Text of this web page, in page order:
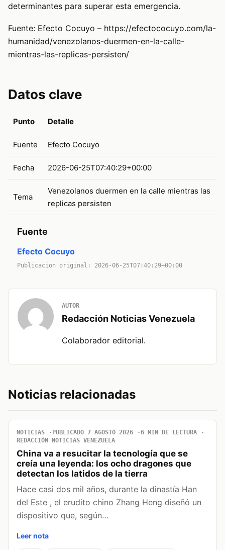
determinantes para superar esta emergencia.
Fuente: Efecto Cocuyo – https://efectococuyo.com/la-
humanidad/venezolanos-duermen-en-la-calle-
mientras-las-replicas-persisten/
Datos clave
Punto Detalle
Fuente Efecto Cocuyo
Fecha 2026-06-25T07:40:29+00:00
Tema
Venezolanos duermen en la calle mientras las
replicas persisten
Fuente
Efecto Cocuyo
Publicacion original: 2026-06-25T07:40:29+00:00
AUTOR
Redacción Noticias Venezuela
Colaborador editorial.
Noticias relacionadas
NOTICIAS PUBLICADO 7 AGOSTO 2026
6 MIN DE LECTURA
REDACCIÓN NOTICIAS VENEZUELA
China va a resucitar la tecnología que se
creía una leyenda: los ocho dragones que
detectan los latidos de la tierra
Hace casi dos mil años, durante la dinastía Han
del Este , el erudito chino Zhang Heng diseñó un
dispositivo que, según…
Leer nota